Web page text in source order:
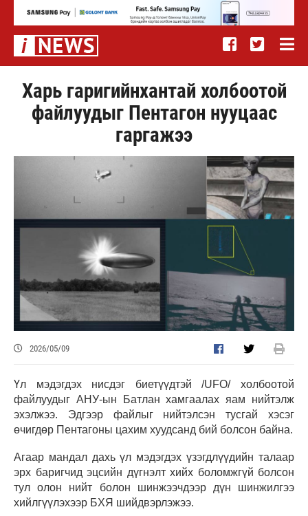
Харь гаригийнхантай холбоотой
файлуудыг Пентагон нууцаас
гаргажээ
2026/05/09
Үл мэдэгдэх нисдэг биетүүдтэй /UFO/ холбоотой
файлуудыг АНУ-ын Батлан хамгаалах яам нийтэлж
эхэлжээ. Эдгээр файлыг нийтэлсэн тусгай хэсэг
өчигдөр Пентагоны цахим хуудсанд бий болсон байна.
Агаар мандал дахь үл мэдэгдэх үзэгдлүүдийн талаар
эрх баригчид эцсийн дүгнэлт хийх боломжгүй болсон
тул олон нийт болон шинжээчдээр дүн шинжилгээ
хийлгүүлэхээр БХЯ шийдвэрлэжээ.